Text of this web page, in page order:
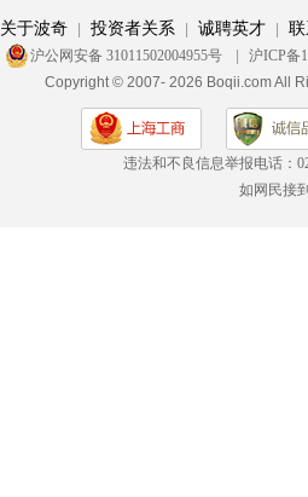
关于波奇 投资者关系 诚聘英才
沪公网安备 31011502004955号
沪ICP备
Copyright © 2007- 2026 Boqii.com All
违法和不良信息举报电话：
如网民接